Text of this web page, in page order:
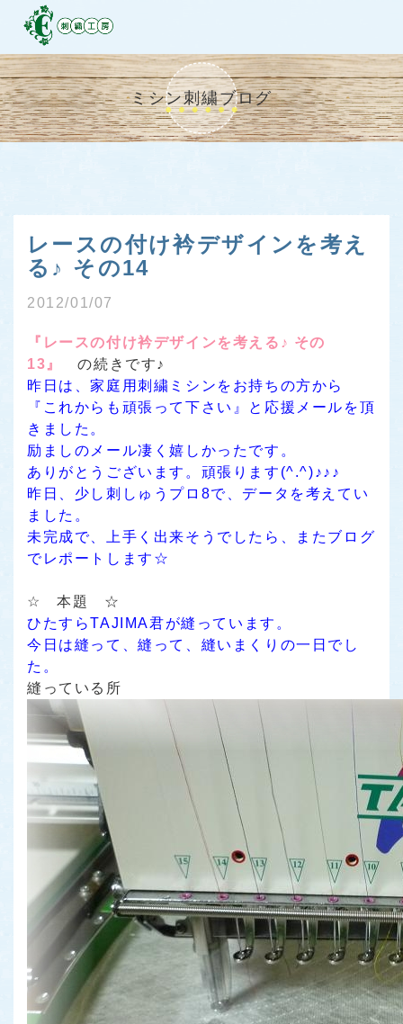
ミシン刺繍ブログ
レースの付け衿デザインを考え
る♪ その14
2012/01/07
『レースの付け衿デザインを考える♪ その
13』
の続きです♪
昨日は、家庭用刺繍ミシンをお持ちの方から
『これからも頑張って下さい』と応援メールを頂
きました。
励ましのメール凄く嬉しかったです。
ありがとうございます。頑張ります(^.^)♪♪♪
昨日、少し刺しゅうプロ8で、データを考えてい
ました。
未完成で、上手く出来そうでしたら、またブログ
でレポートします☆
☆ 本題 ☆
ひたすらTAJIMA君が縫っています。
今日は縫って、縫って、縫いまくりの一日でし
た。
縫っている所